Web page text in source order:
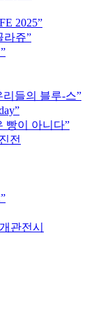
2025”
라쥬”
들의 블루-스”
빵이 아니다”
전
관전시